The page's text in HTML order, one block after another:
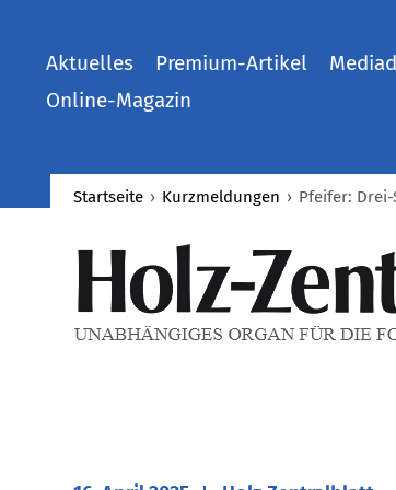
Aktuelles Premium-Artikel
Online-Magazin
Startseite › Kurzmeldungen › Pfeifer: Drei-